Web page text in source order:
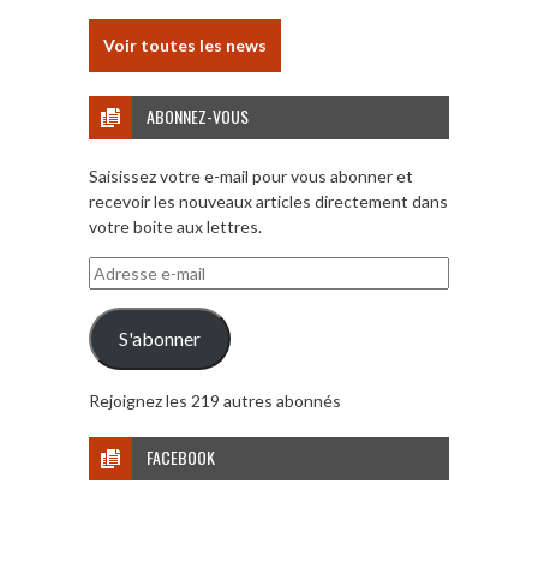
Voir toutes les news
ABONNEZ-VOUS
Saisissez votre e-mail pour vous abonner et
recevoir les nouveaux articles directement dans
votre boite aux lettres.
Adresse
e-
mail
S'abonner
Rejoignez les 219 autres abonnés
FACEBOOK